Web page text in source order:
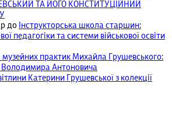
ТА ЙОГО КОНСТИТУЦІЙНИЙ
до Інструкторська школа старшин:
педагогіки та системи військової освіти
музейних практик Михайла Грушевського:
Володимира Антоновича
Катерини Грушевської з колекції